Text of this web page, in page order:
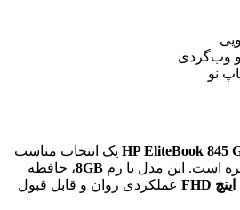
وب‌گردی
نو
HP EliteBook 845 یک انتخاب مناسب
است. این مدل با رم 8GB، حافظه
عملکردی روان و قابل قبول